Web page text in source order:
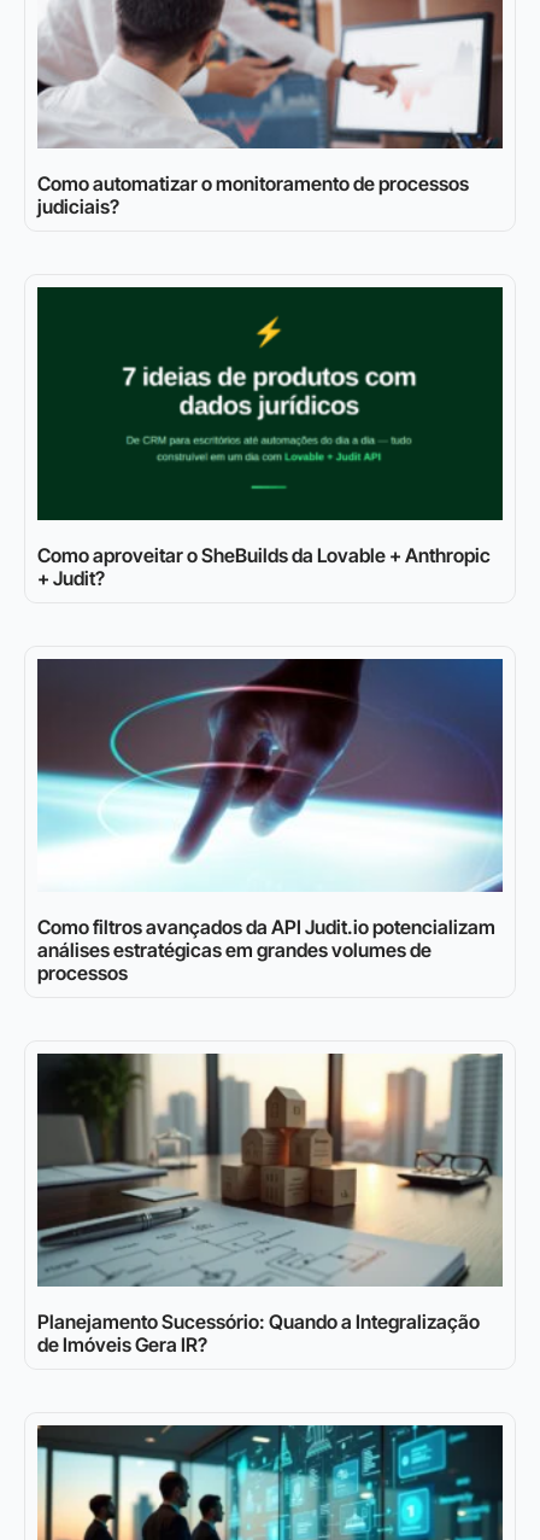
Como automatizar o monitoramento de processos
judiciais?
Como aproveitar o SheBuilds da Lovable + Anthropic
+ Judit?
Como filtros avançados da API Judit.io potencializam
análises estratégicas em grandes volumes de
processos
Planejamento Sucessório: Quando a Integralização
de Imóveis Gera IR?